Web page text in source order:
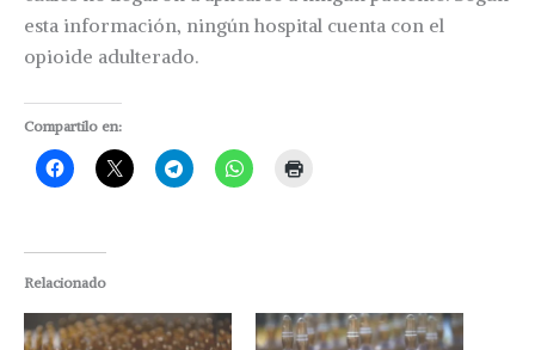
esta información, ningún hospital cuenta con el
opioide adulterado.
Compartilo en:
Relacionado